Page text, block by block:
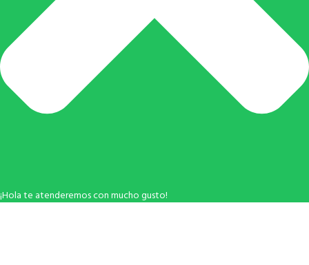
¡Hola te atenderemos con mucho gusto!